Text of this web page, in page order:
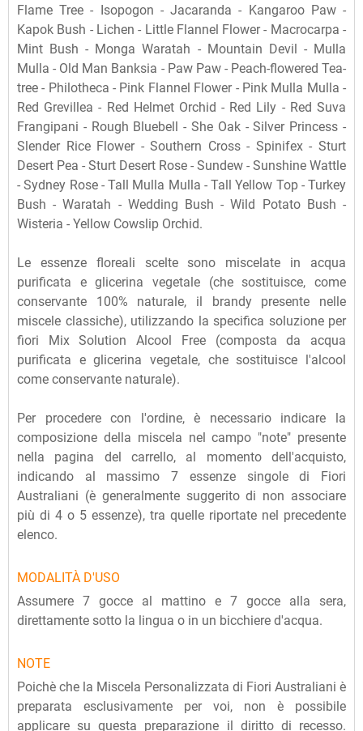
Flame Tree - Isopogon - Jacaranda - Kangaroo Paw -
Kapok Bush - Lichen - Little Flannel Flower - Macrocarpa -
Mint Bush - Monga Waratah - Mountain Devil - Mulla
Mulla - Old Man Banksia - Paw Paw - Peach-flowered Tea-
tree - Philotheca - Pink Flannel Flower - Pink Mulla Mulla -
Red Grevillea - Red Helmet Orchid - Red Lily - Red Suva
Frangipani - Rough Bluebell - She Oak - Silver Princess -
Slender Rice Flower - Southern Cross - Spinifex - Sturt
Desert Pea - Sturt Desert Rose - Sundew - Sunshine Wattle
- Sydney Rose - Tall Mulla Mulla - Tall Yellow Top - Turkey
Bush - Waratah - Wedding Bush - Wild Potato Bush -
Wisteria - Yellow Cowslip Orchid.
Le essenze floreali scelte sono miscelate in acqua
purificata e glicerina vegetale (che sostituisce, come
conservante 100% naturale, il brandy presente nelle
miscele classiche), utilizzando la specifica soluzione per
fiori Mix Solution Alcool Free (composta da acqua
purificata e glicerina vegetale, che sostituisce l'alcool
come conservante naturale).
Per procedere con l'ordine, è necessario indicare la
composizione della miscela nel campo "note" presente
nella pagina del carrello, al momento dell'acquisto,
indicando al massimo 7 essenze singole di Fiori
Australiani (è generalmente suggerito di non associare
più di 4 o 5 essenze), tra quelle riportate nel precedente
elenco.
MODALITÀ D'USO
Assumere 7 gocce al mattino e 7 gocce alla sera,
direttamente sotto la lingua o in un bicchiere d'acqua.
NOTE
Poichè che la Miscela Personalizzata di Fiori Australiani è
preparata esclusivamente per voi, non è possibile
applicare su questa preparazione il diritto di recesso.